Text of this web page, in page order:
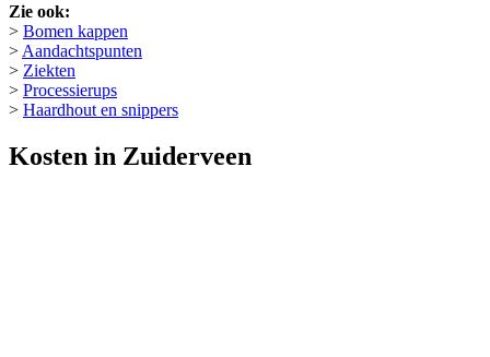
Zie ook:
> Bomen kappen
> Aandachtspunten
> Ziekten
> Processierups
> Haardhout en snippers
Kosten in Zuiderveen